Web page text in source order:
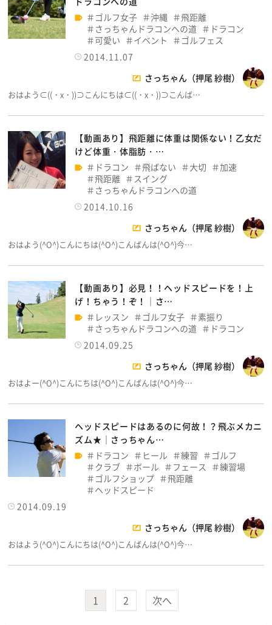
ゴルフ女子
沖縄
飛距離
さっちゃんドラコンへの道
ドラコン
可愛い
イベント
ゴルフェス
2014.11.07
さっちゃん（押尾 紗樹）
おはよう⊂((・x・))⊃こんにちは⊂((・x・))⊃こんば…
【動画あり】飛距離に体重は関係ない！乙女だ
けど体重・体脂肪・…
ドラコン
飛ばない 大切
加速
飛距離
スイング
さっちゃんドラコンへの道
2014.10.16
さっちゃん（押尾 紗樹）
おはよう(^O^)こんにちは(^O^)こんばんは(^O^)今…
【動画あり】必見！！ヘッドスピードを！上
げ！ちゃう！ぞ！│さ…
レッスン
ゴルフ女子
素振り
さっちゃんドラコンへの道
ドラコン
2014.09.25
さっちゃん（押尾 紗樹）
おはよー(^O^)こんにちは(^O^)こんばんは(^O^)今…
ヘッドスピードはあるのに何故！？飛ぶメカニ
ズム★│さっちゃん…
ドラコン
ヒール 練習
ゴルフ
クラブ
ボール フェース
練習場
ゴルフショップ
飛距離
ヘッドスピード
2014.09.19
さっちゃん（押尾 紗樹）
おはよう(^O^)こんにちは(^O^)こんばんは(^O^)今…
1 2 次へ